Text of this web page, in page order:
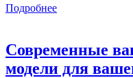
Подробнее
Современные
модели для